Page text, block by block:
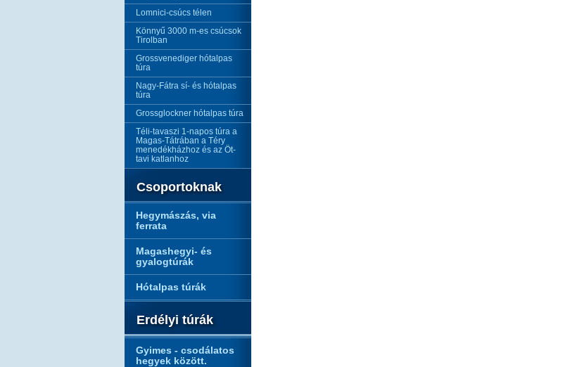
Lomnici-csúcs télen
Könnyű 3000 m-es csúcsok
Tirolban
Grossvenediger hótalpas
túra
Nagy-Fátra sí- és hótalpas
túra
Grossglockner hótalpas túra
Téli-tavaszi 1-napos túra a
Magas-Tátrában a Téry
menedékházhoz és az Öt-
tavi katlanhoz
Csoportoknak
Hegymászás, via
ferrata
Magashegyi- és
gyalogtúrák
Hótalpas túrák
Erdélyi túrák
Gyimes - csodálatos
hegyek között.